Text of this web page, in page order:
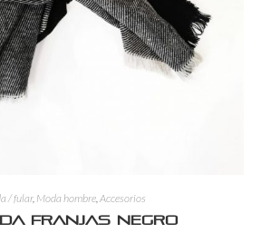
/ fular, Moda hombre,Accesorios
franjas negro